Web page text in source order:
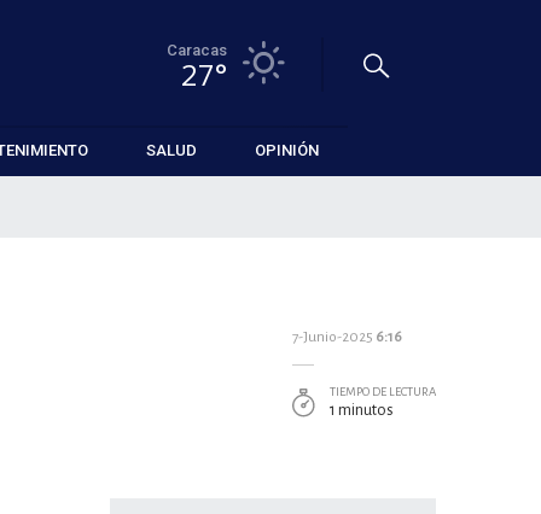
Caracas
27°
SALUD OPINIÓN
7-Junio-2025 6:16
TIEMPO DE LECTURA
1 minutos